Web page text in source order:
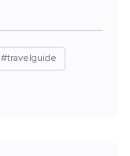
#travelguide